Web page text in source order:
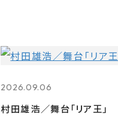
2026.09.06
村田雄浩／舞台「リア王」